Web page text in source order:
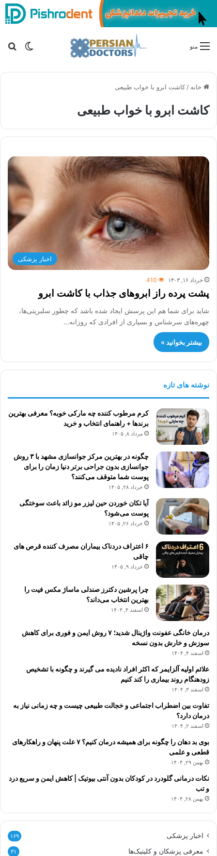
تغییر منو
خانه / کاشت ابرو با خواب طبیعی
کاشت ابرو با خواب طبیعی
اخبار پزشکی
خرداد ۱۶, ۱۴۰۳ 410
پشت پرده راز ابروهای جذاب با کاشت ابرو
شاید برای شما هم این پرسش ایجاد شده باشد که چطور سلبریتی‌ها،
چهره‌های سرشناس و بسیاری از افرادی که روزانه…
بیشتر بخوانید »
نوشته های تازه
کرم مرطوب کننده چه مارکی خوبه؟ معرفی بهترین
برندها + راهنمای انتخاب و خرید
مرداد ۸, ۱۴۰۵
چگونه در بهترین مرکز جوانسازی مشهد با ۳ روش
جوانسازی بدون جراحی برتر دنیا زمان را برای
پوست شما متوقف می‌کنند؟
خرداد ۲۸, ۱۴۰۵
آیا تکان خوردن حین لیزر مو زائد باعث سوختگی
پوست می‌شود؟
خرداد ۲۶, ۱۴۰۵
۶ اعتراف دردناک بیماران مصرف کننده قرص های
چاقی
خرداد ۹, ۱۴۰۵
چرا پرشین دکترز صندلی ماساژ مکس فیت را
بهترین انتخاب می‌داند؟
اسفند ۴, ۱۴۰۴
درمان خانگی عفونت واژینال شدید؛ ۷ روش ایمن و فوری برای کاهش
سوزش و خارش بدون نسخه
اسفند ۴, ۱۴۰۴
علائم اولیه آلزایمر که اکثر افراد نادیده می گیرند و چگونه با تشخیص
زودهنگام روند بیماری را کند کنیم
اسفند ۳, ۱۴۰۴
تفاوت بین اضطراب اجتماعی و خجالت طبیعی چیست و چه زمانی نیاز به
درمان دارد؟
اسفند ۲, ۱۴۰۴
بوی بد دهان را چگونه برای همیشه درمان کنیم؟ ۷ علت پنهان و راهکارهای
قطعی و علمی
بهمن ۲۹, ۱۴۰۴
نکات درمانی گلودرد در کودکان بدون آنتی بیوتیک | کاهش ایمن و سریع درد
و تب
بهمن ۲۸, ۱۴۰۴
اخبار پزشکی ۱۶۹
معرفی پزشکان و کلینیک‌ها ۳۱